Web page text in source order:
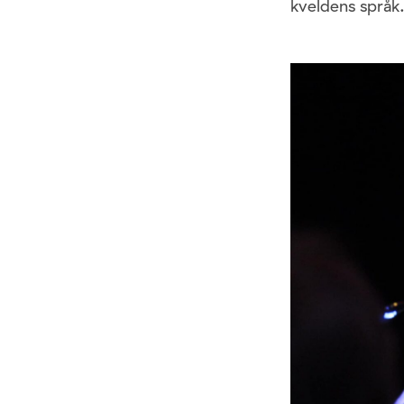
kveldens språk.